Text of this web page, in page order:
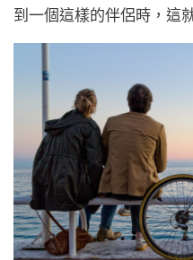
到一個這樣的伴侶時，這